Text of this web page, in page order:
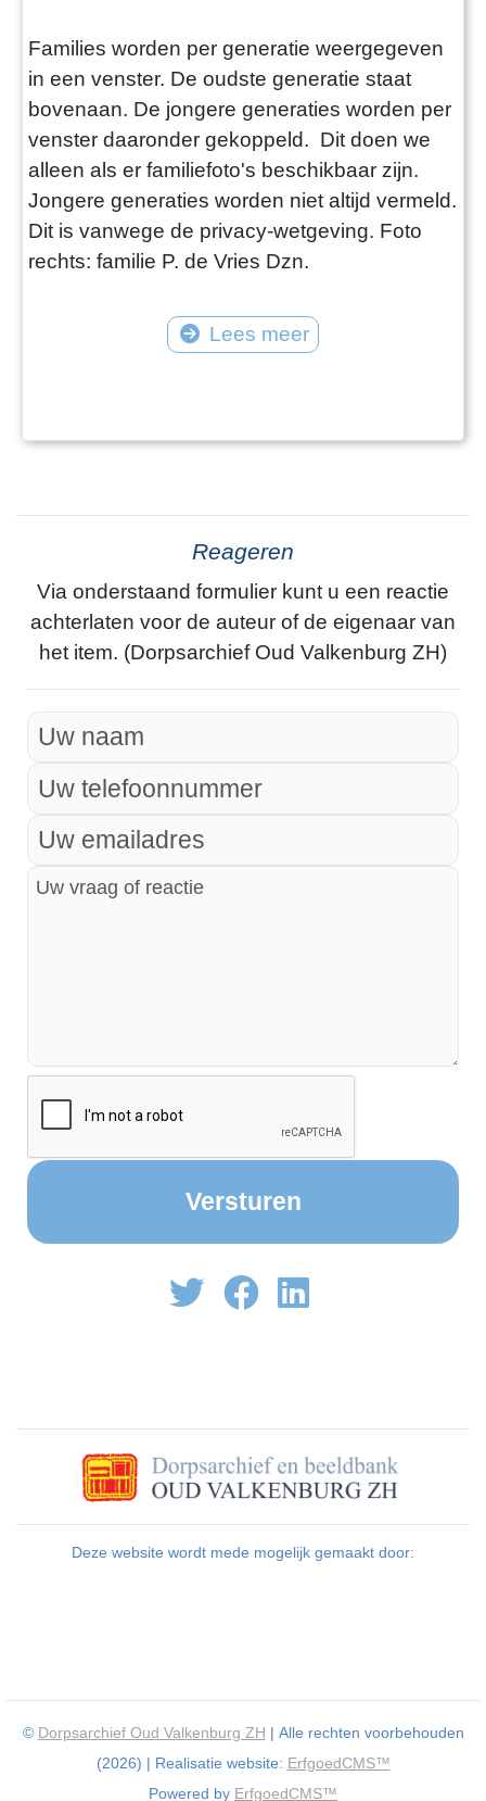
Families worden per generatie weergegeven
in een venster. De oudste generatie staat
bovenaan. De jongere generaties worden per
venster daaronder gekoppeld. Dit doen we
alleen als er familiefoto's beschikbaar zijn.
Jongere generaties worden niet altijd vermeld.
Dit is vanwege de privacy-wetgeving. Foto
rechts: familie P. de Vries Dzn.
Lees meer
Reageren
Via onderstaand formulier kunt u een reactie
achterlaten voor de auteur of de eigenaar van
het item. (Dorpsarchief Oud Valkenburg ZH)
Deze website wordt mede mogelijk gemaakt door:
© Dorpsarchief Oud Valkenburg ZH | Alle rechten voorbehouden
(2026) | Realisatie website: ErfgoedCMS™
Powered by ErfgoedCMS™